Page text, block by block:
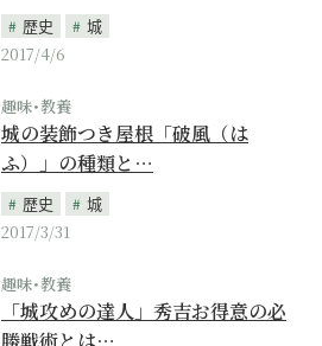
歴史
城
2017/4/6
趣味･教養
城の装飾つき屋根「破風（は
ふ）」の種類と…
歴史
城
2017/3/31
趣味･教養
「城攻めの達人」秀吉お得意の必
勝戦術とは…